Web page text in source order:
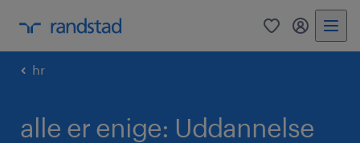
0
hr
alle er enige: Uddannelse